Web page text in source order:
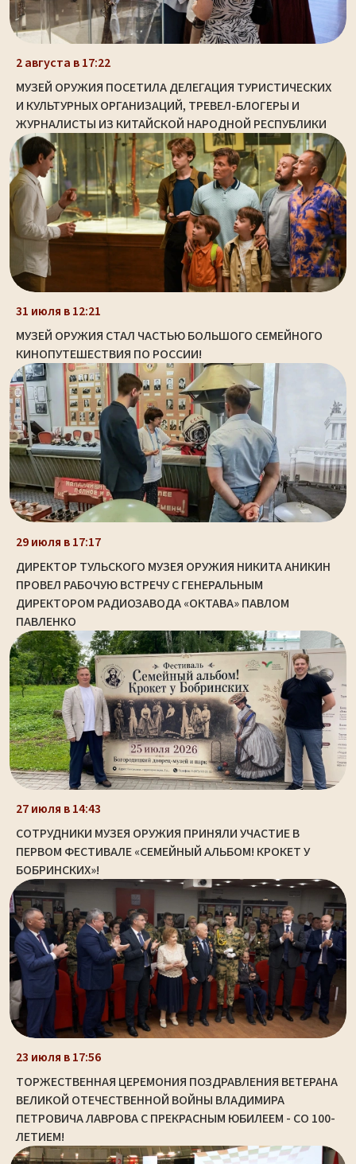
2 августа в 17:22
МУЗЕЙ ОРУЖИЯ ПОСЕТИЛА ДЕЛЕГАЦИЯ ТУРИСТИЧЕСКИХ
И КУЛЬТУРНЫХ ОРГАНИЗАЦИЙ, ТРЕВЕЛ-БЛОГЕРЫ И
ЖУРНАЛИСТЫ ИЗ КИТАЙСКОЙ НАРОДНОЙ РЕСПУБЛИКИ
31 июля в 12:21
МУЗЕЙ ОРУЖИЯ СТАЛ ЧАСТЬЮ БОЛЬШОГО СЕМЕЙНОГО
КИНОПУТЕШЕСТВИЯ ПО РОССИИ!
29 июля в 17:17
ДИРЕКТОР ТУЛЬСКОГО МУЗЕЯ ОРУЖИЯ НИКИТА АНИКИН
ПРОВЕЛ РАБОЧУЮ ВСТРЕЧУ С ГЕНЕРАЛЬНЫМ
ДИРЕКТОРОМ РАДИОЗАВОДА «ОКТАВА» ПАВЛОМ
ПАВЛЕНКО
27 июля в 14:43
СОТРУДНИКИ МУЗЕЯ ОРУЖИЯ ПРИНЯЛИ УЧАСТИЕ В
ПЕРВОМ ФЕСТИВАЛЕ «СЕМЕЙНЫЙ АЛЬБОМ! КРОКЕТ У
БОБРИНСКИХ»!
23 июля в 17:56
ТОРЖЕСТВЕННАЯ ЦЕРЕМОНИЯ ПОЗДРАВЛЕНИЯ ВЕТЕРАНА
ВЕЛИКОЙ ОТЕЧЕСТВЕННОЙ ВОЙНЫ ВЛАДИМИРА
ПЕТРОВИЧА ЛАВРОВА С ПРЕКРАСНЫМ ЮБИЛЕЕМ - СО 100-
ЛЕТИЕМ!